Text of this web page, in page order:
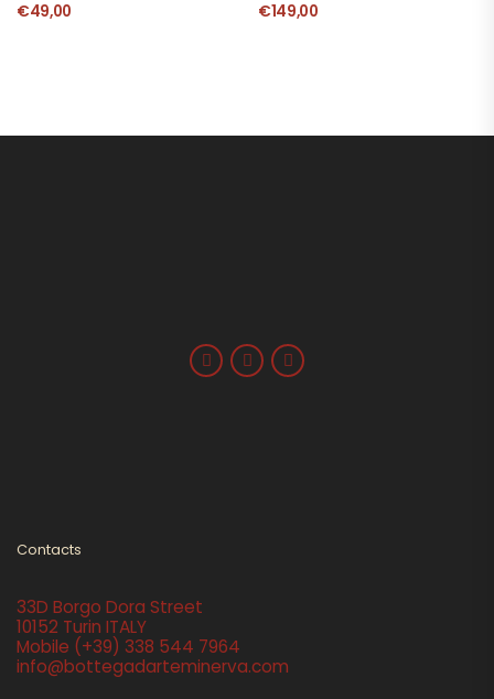
€49,00 €149,00
Contacts
33D Borgo Dora Street
10152 Turin ITALY
Mobile (+39) 338 544 7964
info@bottegadarteminerva.com